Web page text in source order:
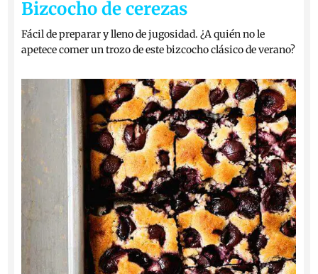
Bizcocho de cerezas
Fácil de preparar y lleno de jugosidad. ¿A quién no le
apetece comer un trozo de este bizcocho clásico de verano?